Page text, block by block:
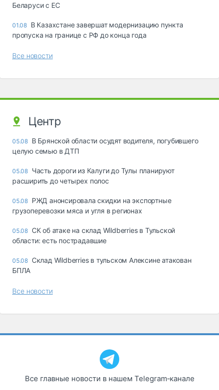
Беларуси с ЕС
01.08 В Казахстане завершат модернизацию пункта
пропуска на границе с РФ до конца года
Все новости
Центр
05.08 В Брянской области осудят водителя, погубившего
целую семью в ДТП
05.08 Часть дороги из Калуги до Тулы планируют
расширить до четырех полос
05.08 РЖД анонсировала скидки на экспортные
грузоперевозки мяса и угля в регионах
05.08 СК об атаке на склад Wildberries в Тульской
области: есть пострадавшие
05.08 Склад Wildberries в тульском Алексине атакован
БПЛА
Все новости
Все главные новости в нашем Telegram‑канале